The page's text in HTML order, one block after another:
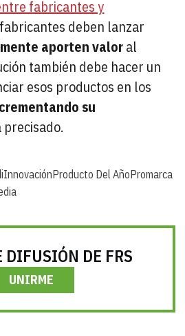
fabricantes y
deben lanzar
aporten valoral
también debe hacer un
esos productos en los
su
precisado.
InnovaciónProducto Del AñoPromarca
DIFUSIÓN DE FRS
UNIRME